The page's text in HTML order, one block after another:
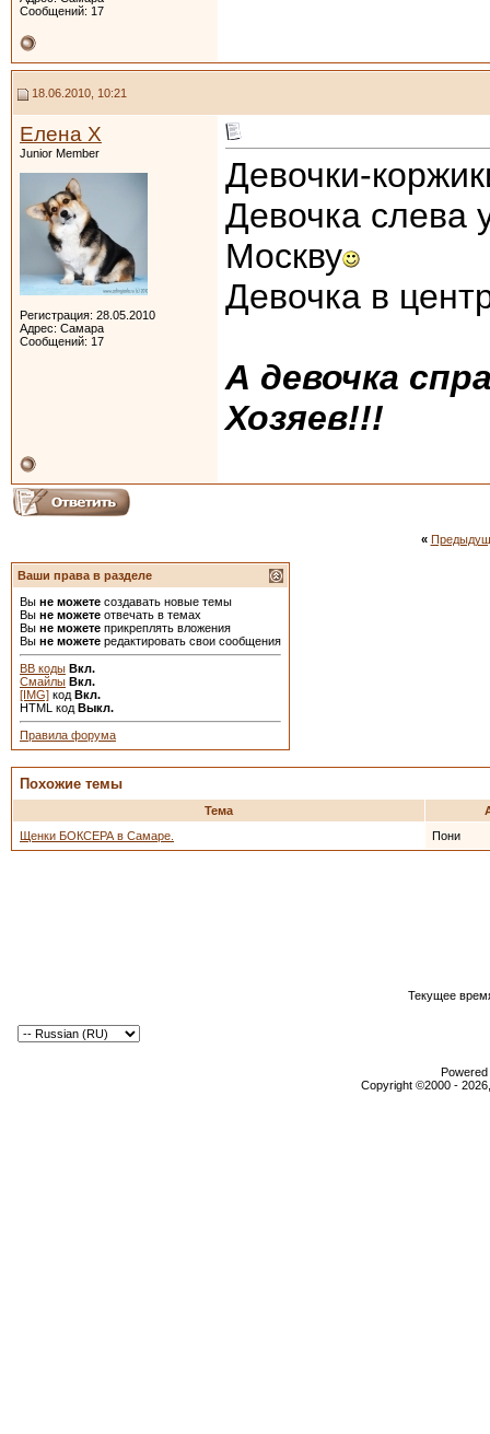
Сообщений: 17
18.06.2010, 10:21
Елена Х
Junior Member
Регистрация: 28.05.2010
Адрес: Самара
Сообщений: 17
Девочки-
Девочка слева
Москву
Девочка в
А девочка
Хозяев!!!
«
Ваши права в разделе
Вы не можете создавать новые темы
Вы не можете отвечать в темах
Вы не можете прикреплять вложения
Вы не можете редактировать свои сообщения
BB коды Вкл.
Смайлы Вкл.
[IMG] код Вкл.
HTML код Выкл.
Правила форума
Похожие темы
Тема
Щенки БОКСЕРА в Самаре.
Пони
Текущее
Copyright ©2000 -